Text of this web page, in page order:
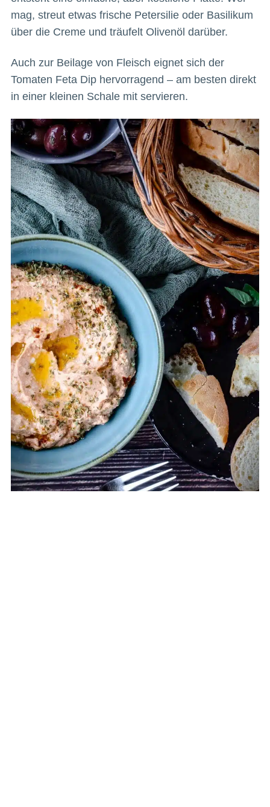
mag, streut etwas frische Petersilie oder Basilikum
über die Creme und träufelt Olivenöl darüber.
Auch zur Beilage von Fleisch eignet sich der
Tomaten Feta Dip hervorragend – am besten direkt
in einer kleinen Schale mit servieren.